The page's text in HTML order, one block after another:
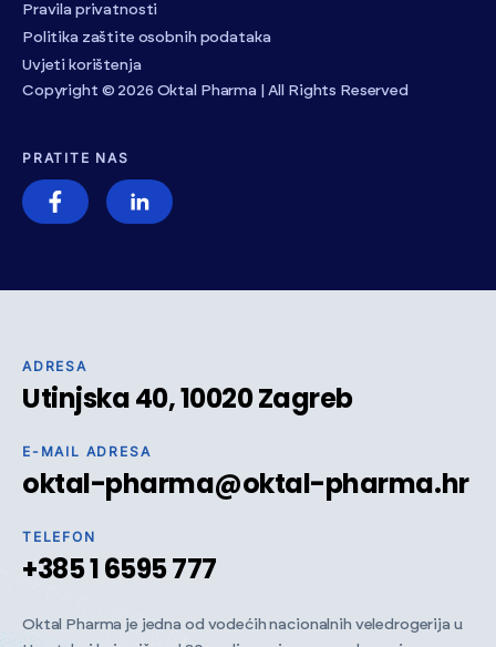
ADRESA
Utinjska 40, 10020 Zagreb
E-MAIL ADRESA
oktal-pharma@oktal-pharma.hr
TELEFON
+385 1 6595 777
Oktal Pharma je jedna od vodećih nacionalnih veledrogerija u
Pravila privatnosti
Politika zaštite osobnih podataka
Uvjeti korištenja
Copyright © 2026 Oktal Pharma | All Rights Reserved
PRATITE NAS